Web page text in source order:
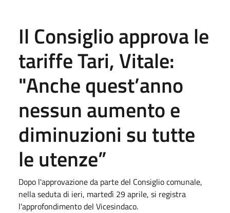
Il Consiglio approva le
tariffe Tari, Vitale:
"Anche quest’anno
nessun aumento e
diminuzioni su tutte
le utenze”
Dopo l'approvazione da parte del Consiglio comunale,
nella seduta di ieri, martedì 29 aprile, si registra
l'approfondimento del Vicesindaco.